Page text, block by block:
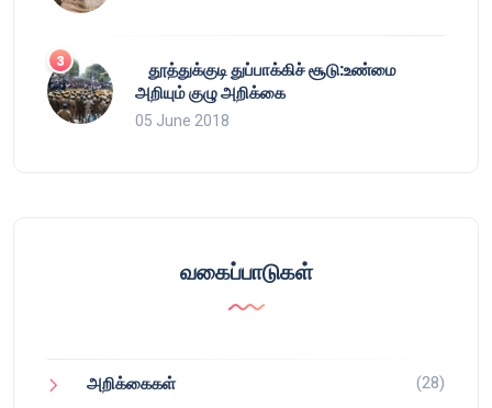
தூத்துக்குடி துப்பாக்கிச் சூடு:உண்மை
அறியும் குழு அறிக்கை
05 June 2018
வகைப்பாடுகள்
அறிக்கைகள் (28)